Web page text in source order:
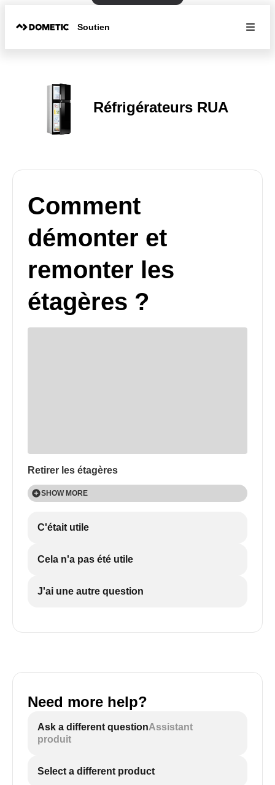
Soutien
Réfrigérateurs RUA
Comment
démonter et
remonter les
étagères ?
Retirer les étagères
SHOW MORE
Remettre les étagères en place
SHOW MORE
C'était utile
Cela n'a pas été utile
J'ai une autre question
Need more help?
Ask a different questionAssistant
produit
Select a different product